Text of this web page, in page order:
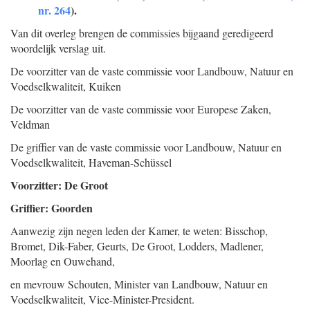
nr. 264).
Van dit overleg brengen de commissies bijgaand geredigeerd
woordelijk verslag uit.
De voorzitter van de vaste commissie voor Landbouw, Natuur en
Voedselkwaliteit, Kuiken
De voorzitter van de vaste commissie voor Europese Zaken,
Veldman
De griffier van de vaste commissie voor Landbouw, Natuur en
Voedselkwaliteit, Haveman-Schüssel
Voorzitter: De Groot
Griffier: Goorden
Aanwezig zijn negen leden der Kamer, te weten: Bisschop,
Bromet, Dik-Faber, Geurts, De Groot, Lodders, Madlener,
Moorlag en Ouwehand,
en mevrouw Schouten, Minister van Landbouw, Natuur en
Voedselkwaliteit, Vice-Minister-President.